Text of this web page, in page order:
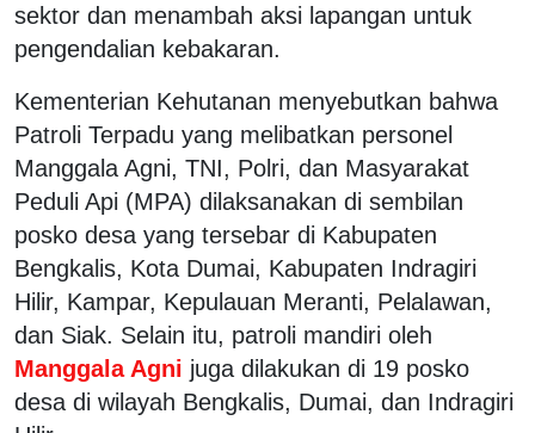
sektor dan menambah aksi lapangan untuk
pengendalian kebakaran.
Kementerian Kehutanan menyebutkan bahwa
Patroli Terpadu yang melibatkan personel
Manggala Agni, TNI, Polri, dan Masyarakat
Peduli Api (MPA) dilaksanakan di sembilan
posko desa yang tersebar di Kabupaten
Bengkalis, Kota Dumai, Kabupaten Indragiri
Hilir, Kampar, Kepulauan Meranti, Pelalawan,
dan Siak. Selain itu, patroli mandiri oleh
Manggala Agni juga dilakukan di 19 posko
desa di wilayah Bengkalis, Dumai, dan Indragiri